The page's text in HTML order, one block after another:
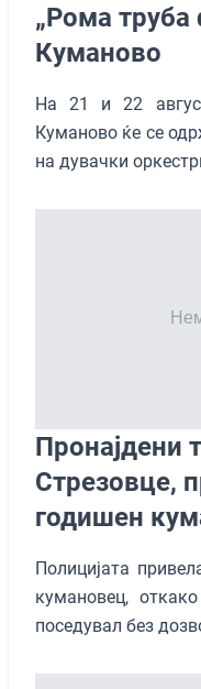
„Рома труба
Куманово
На 21 и 22
Куманово ќе се
на дувачки
Пронајдени
Стрезовце,
годишен
Полицијата
кумановец,
поседувал без